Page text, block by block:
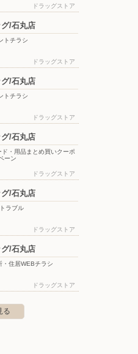
オンモール福岡店
糟屋郡粕屋町大字酒殿字老ノ木192-1
階
コスモス/橋本店
西区橋本2-14-22
ドラッグストア
/石丸店
トチラシ
ドラッグストア
/石丸店
トチラシ
ドラッグストア
/石丸店
・用品まとめ買いクーポ
ーン
ドラッグストア
/石丸店
ラブル
ドラッグストア
/石丸店
・住居WEBチラシ
ドラッグストア
る